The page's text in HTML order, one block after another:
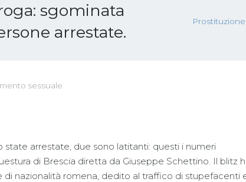
sgominata
arrestate.
sessuale
state arrestate, due sono latitanti: questi i numeri
di Brescia diretta da Giuseppe Schettino. Il blitz
nazionalità romena, dedito al traffico di stupefacenti